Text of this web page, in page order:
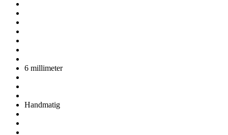
6 millimeter
Handmatig